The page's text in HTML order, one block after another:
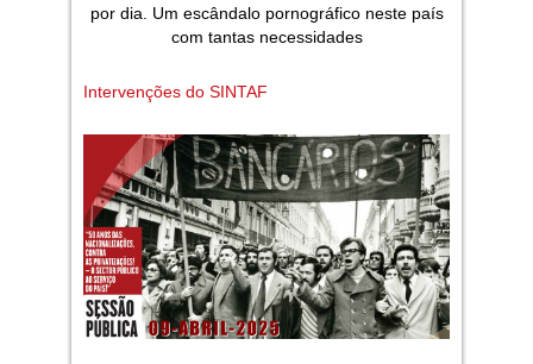
por dia. Um escândalo pornográfico neste país
com tantas necessidades
Intervenções do SINTAF